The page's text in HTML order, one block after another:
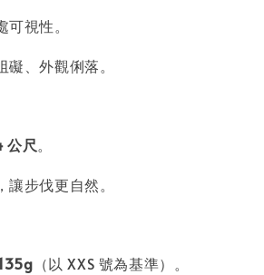
視性。
、外觀俐落。
公尺。
步伐更自然。
135g （以 XXS 號為基準）。